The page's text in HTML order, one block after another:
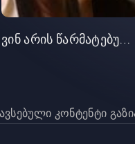
ვინ არის წარმატებული თურქი მსახიობი კავკასიიდან
კონტენტი